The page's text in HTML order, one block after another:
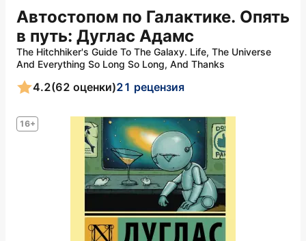
Автостопом по Галактике. Опять
в путь: Дуглас Адамс
The Hitchhiker's Guide To The Galaxy. Life, The Universe
And Everything So Long So Long, And Thanks
16+
4.2(62 оценки)21 рецензия